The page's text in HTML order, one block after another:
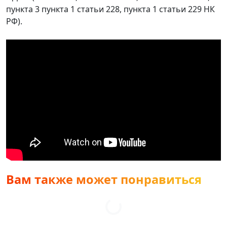
пункта 3 пункта 1 статьи 228, пункта 1 статьи 229 НК
РФ).
Вам также может понравиться